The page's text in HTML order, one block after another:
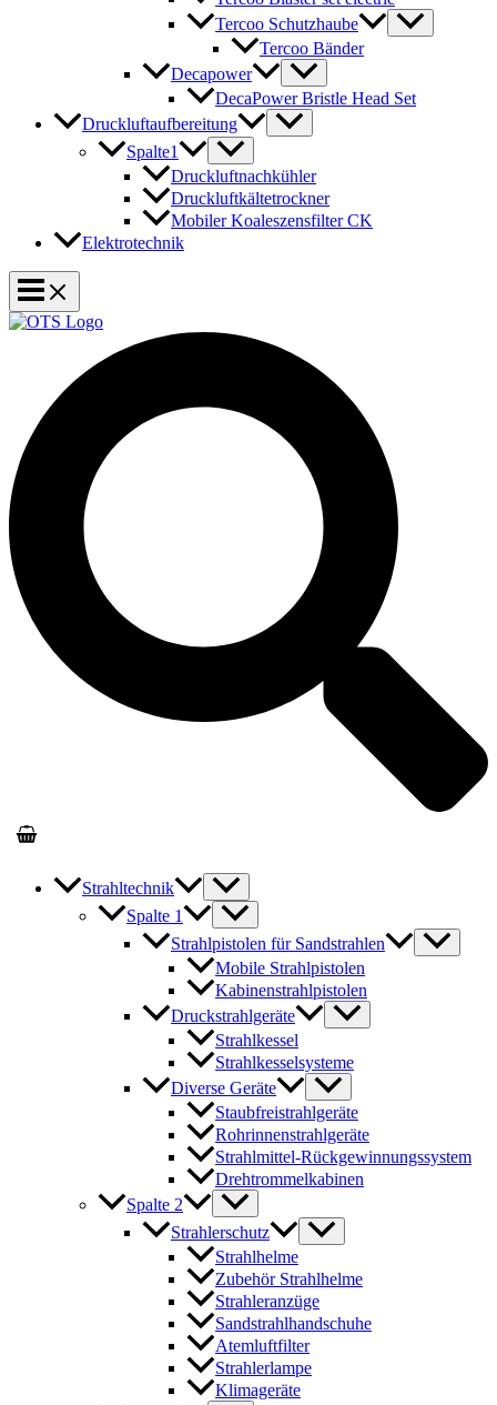
Tercoo Schutzhaube
Tercoo Bänder
Decapower
DecaPower Bristle Head Set
Druckluftaufbereitung
Spalte1
Druckluftnachkühler
Druckluftkältetrockner
Mobiler Koaleszensfilter CK
Elektrotechnik
Strahltechnik
Spalte 1
Strahlpistolen für Sandstrahlen
Mobile Strahlpistolen
Kabinenstrahlpistolen
Druckstrahlgeräte
Strahlkessel
Strahlkesselsysteme
Diverse Geräte
Staubfreistrahlgeräte
Rohrinnenstrahlgeräte
Strahlmittel-Rückgewinnungssystem
Drehtrommelkabinen
Spalte 2
Strahlerschutz
Strahlhelme
Zubehör Strahlhelme
Strahleranzüge
Sandstrahlhandschuhe
Atemluftfilter
Strahlerlampe
Klimageräte